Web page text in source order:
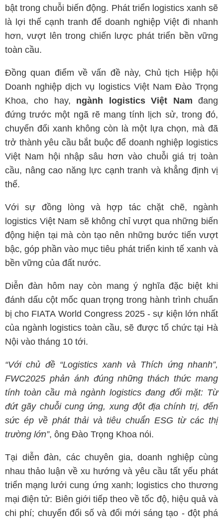
bật trong chuỗi biến động. Phát triển logistics xanh sẽ
là lợi thế cạnh tranh để doanh nghiệp Việt đi nhanh
hơn, vượt lên trong chiến lược phát triển bền vững
toàn cầu.
Đồng quan điểm về vấn đề này, Chủ tịch Hiệp hội
Doanh nghiệp dịch vụ logistics Việt Nam Đào Trọng
Khoa, cho hay, ngành logistics Việt Nam đang
đứng trước một ngã rẽ mang tính lịch sử, trong đó,
chuyển đổi xanh không còn là một lựa chọn, mà đã
trở thành yêu cầu bắt buộc để doanh nghiệp logistics
Việt Nam hội nhập sâu hơn vào chuỗi giá trị toàn
cầu, nâng cao năng lực cạnh tranh và khẳng định vị
thế.
Với sự đồng lòng và hợp tác chặt chẽ, ngành
logistics Việt Nam sẽ không chỉ vượt qua những biến
động hiện tại mà còn tạo nên những bước tiến vượt
bậc, góp phần vào mục tiêu phát triển kinh tế xanh và
bền vững của đất nước.
Diễn đàn hôm nay còn mang ý nghĩa đặc biệt khi
đánh dấu cột mốc quan trọng trong hành trình chuẩn
bị cho FIATA World Congress 2025 - sự kiện lớn nhất
của ngành logistics toàn cầu, sẽ được tổ chức tại Hà
Nội vào tháng 10 tới.
“Với chủ đề “Logistics xanh và Thích ứng nhanh”,
FWC2025 phản ánh đúng những thách thức mang
tính toàn cầu mà ngành logistics đang đối mặt: Từ
đứt gãy chuỗi cung ứng, xung đột địa chính trị, đến
sức ép về phát thải và tiêu chuẩn ESG từ các thị
trường lớn”, ông Đào Trọng Khoa nói.
Tại diễn đàn, các chuyên gia, doanh nghiệp cùng
nhau thảo luận về xu hướng và yêu cầu tất yếu phát
triển mạng lưới cung ứng xanh; logistics cho thương
mại điện tử: Biên giới tiếp theo về tốc độ, hiệu quả và
chi phí; chuyển đổi số và đổi mới sáng tạo - đột phá